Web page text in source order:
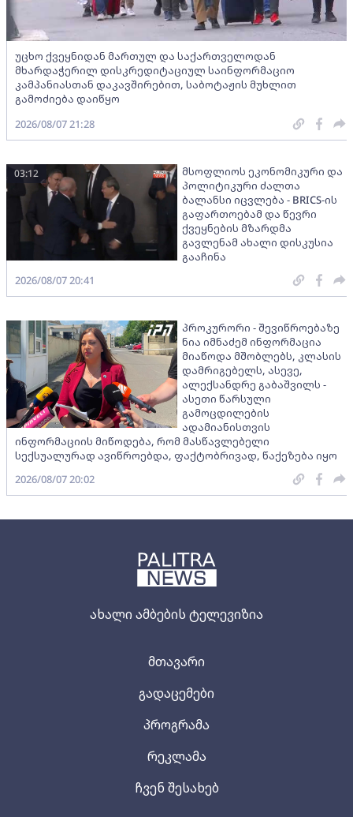
ახალი ამბების ტელევიზია
მთავარი
გადაცემები
პროგრამა
რეკლამა
ჩვენ შესახებ
უცხო ქვეყნიდან მართულ და საქართველოდან
მხარდაჭერილ დისკრედიტაციულ საინფორმაციო
კამპანიასთან დაკავშირებით, საბოტაჟის მუხლით
გამოძიება დაიწყო
2026/08/07 21:28
მსოფლიოს ეკონომიკური და
პოლიტიკური ძალთა
ბალანსი იცვლება - BRICS-ის
გაფართოებამ და წევრი
ქვეყნების მზარდმა
გავლენამ ახალი დისკუსია
გააჩინა
03:12
2026/08/07 20:41
პროკურორი - შევიწროებაზე
ნია იმნაძემ ინფორმაცია
მიაწოდა მშობლებს, კლასის
დამრიგებელს, ასევე,
ალექსანდრე გაბაშვილს -
ასეთი წარსული
გამოცდილების
ადამიანისთვის
ინფორმაციის მიწოდება, რომ მასწავლებელი
სექსუალურად ავიწროებდა, ფაქტობრივად, წაქეზება იყო
2026/08/07 20:02